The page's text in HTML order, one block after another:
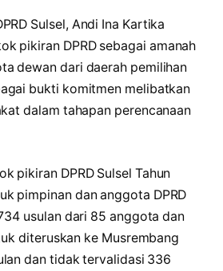
Sulsel, Andi Ina Kartika
pikiran DPRD sebagai amanah
dewan dari daerah pemilihan
bukti komitmen melibatkan
dalam tahapan perencanaan
pikiran DPRD Sulsel Tahun
pimpinan dan anggota DPRD
usulan dari 85 anggota dan
diteruskan ke Musrembang
dan tidak tervalidasi 336